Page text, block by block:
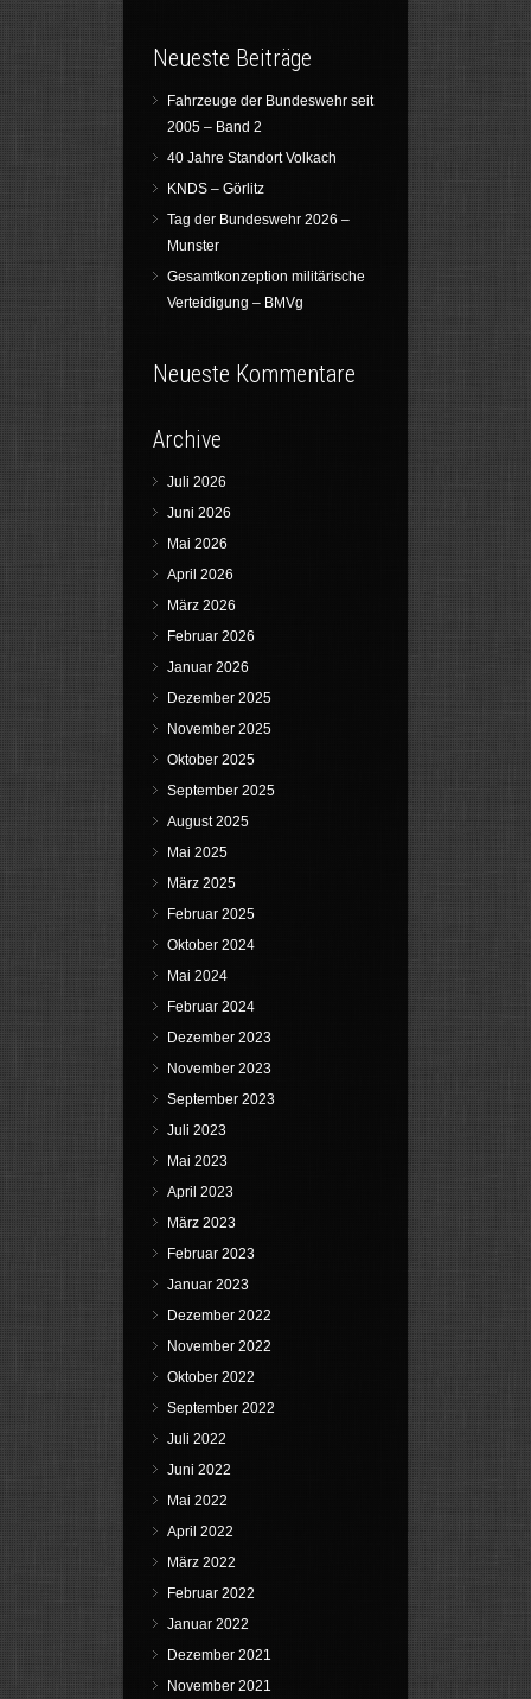
Neueste Beiträge
Fahrzeuge der Bundeswehr seit
2005 – Band 2
40 Jahre Standort Volkach
KNDS – Görlitz
Tag der Bundeswehr 2026 –
Munster
Gesamtkonzeption militärische
Verteidigung – BMVg
Neueste Kommentare
Archive
Juli 2026
Juni 2026
Mai 2026
April 2026
März 2026
Februar 2026
Januar 2026
Dezember 2025
November 2025
Oktober 2025
September 2025
August 2025
Mai 2025
März 2025
Februar 2025
Oktober 2024
Mai 2024
Februar 2024
Dezember 2023
November 2023
September 2023
Juli 2023
Mai 2023
April 2023
März 2023
Februar 2023
Januar 2023
Dezember 2022
November 2022
Oktober 2022
September 2022
Juli 2022
Juni 2022
Mai 2022
April 2022
März 2022
Februar 2022
Januar 2022
Dezember 2021
November 2021